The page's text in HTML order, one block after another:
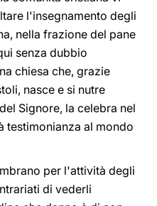
l'insegnamento degli
nella frazione del pane
senza dubbio
chiesa che, grazie
nasce e si nutre
Signore, la celebra nel
testimonianza al mondo
per l'attività degli
di vederli